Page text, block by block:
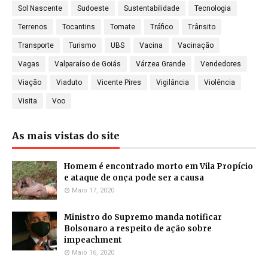
Sol Nascente Sudoeste Sustentabilidade Tecnologia
Terrenos Tocantins Tomate Tráfico Trânsito
Transporte Turismo UBS Vacina Vacinação
Vagas Valparaíso de Goiás Várzea Grande Vendedores
Viação Viaduto Vicente Pires Vigilância Violência
Visita Voo
As mais vistas do site
Homem é encontrado morto em Vila Propício
e ataque de onça pode ser a causa
Maio 17, 2020
Ministro do Supremo manda notificar
Bolsonaro a respeito de ação sobre
impeachment
Maio 16, 2020